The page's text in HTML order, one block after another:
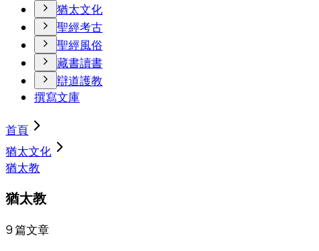
猶太文化
聖經考古
聖經風俗
藏書讀書
辯道護教
撰寫文庫
首頁
猶太文化
猶太教
猶太教
9篇文章